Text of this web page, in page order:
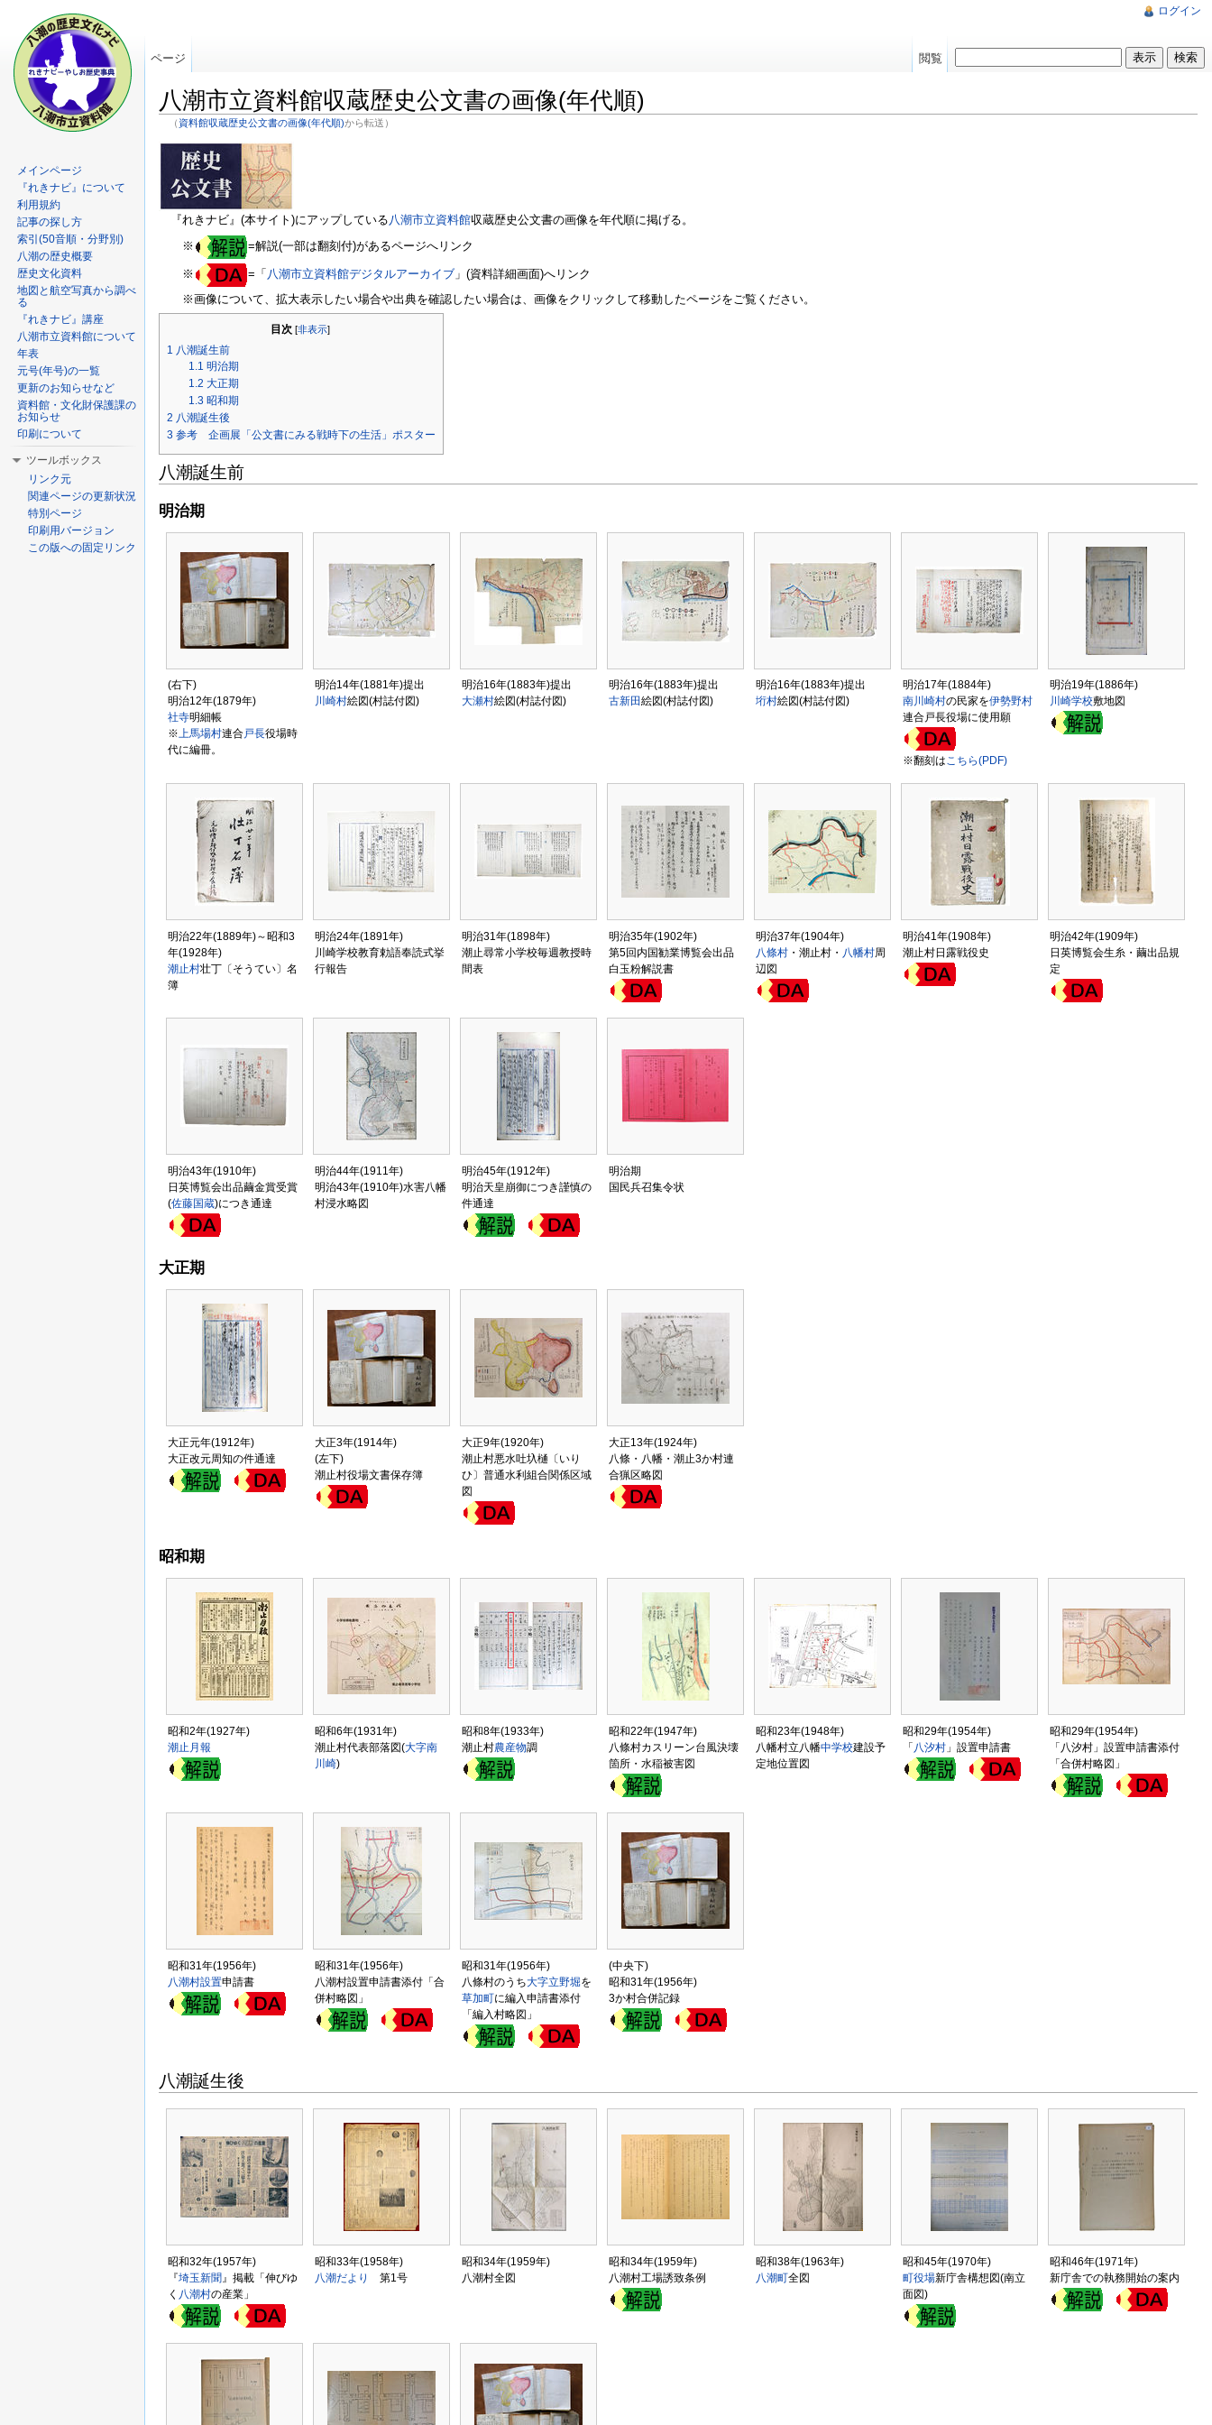
八潮市立資料館収蔵歴史公文書の画像(年代順)
（ 資料館収蔵歴史公文書の画像(年代順)から転送）
『れきナビ』(本サイト)にアップしている 八潮市立資料館収蔵歴史公文書の画像を年代順に掲げる。
※
=解説(一部は翻刻付)があるページへリンク
※ =「 八潮市立資料館デジタルアーカイブ」(資料詳細画面)へリンク
※画像について、拡大表示したい場合や出典を確認したい場合は、画像をクリックして移動したページをご覧ください。
目次[非表示]
1 八潮誕生前
1.1 明治期
1.2 大正期
1.3 昭和期
2 八潮誕生後
3 参考 企画展「公文書にみる戦時下の生活」ポスター
八潮誕生前
明治期
(右下)
明治12年(1879年)
社寺明細帳
※上馬場村連合戸長役場時
代に編冊。
明治14年(1881年)提出
川崎村絵図(村誌付図)
明治16年(1883年)提出
大瀬村絵図(村誌付図)
明治16年(1883年)提出
古新田絵図(村誌付図)
明治16年(1883年)提出
垳村絵図(村誌付図)
明治17年(1884年)
南川崎村の民家を伊勢野村
連合戸長役場に使用願
※翻刻はこちら(PDF)
明治19年(1886年)
川崎学校敷地図
明治22年(1889年)～昭和3
年(1928年)
潮止村壮丁〔そうてい〕名
簿
明治24年(1891年)
川崎学校教育勅語奉読式挙
行報告
明治31年(1898年)
潮止尋常小学校毎週教授時
間表
明治35年(1902年)
第5回内国勧業博覧会出品
白玉粉解説書
明治37年(1904年)
八條村 ・潮止村・ 八幡村周
辺図
明治41年(1908年)
潮止村日露戦役史
明治42年(1909年)
日英博覧会生糸・繭出品規
定
明治43年(1910年)
日英博覧会出品繭金賞受賞
(佐藤国蔵)につき通達
明治44年(1911年)
明治43年(1910年)水害八幡
村浸水略図
明治45年(1912年)
明治天皇崩御につき謹慎の
件通達
明治期
国民兵召集令状
大正期
大正元年(1912年)
大正改元周知の件通達
大正3年(1914年)
(左下)
潮止村役場文書保存簿
大正9年(1920年)
潮止村悪水吐圦樋〔いり
ひ〕普通水利組合関係区域
図
大正13年(1924年)
八條・八幡・潮止3か村連
合猟区略図
昭和期
昭和2年(1927年)
潮止月報
昭和6年(1931年)
潮止村代表部落図(大字南
川崎)
昭和8年(1933年)
潮止村農産物調
昭和22年(1947年)
八條村カスリーン台風決壊
箇所・水稲被害図
昭和23年(1948年)
八幡村立八幡中学校建設予
定地位置図
昭和29年(1954年)
「 八汐村 」設置申請書
昭和29年(1954年)
「八汐村」設置申請書添付
「合併村略図」
昭和31年(1956年)
八潮村設置申請書
昭和31年(1956年)
八潮村設置申請書添付「合
併村略図」
昭和31年(1956年)
八條村のうち大字立野堀を
草加町に編入申請書添付
「編入村略図」
(中央下)
昭和31年(1956年)
3か村合併記録
八潮誕生後
昭和32年(1957年)
『埼玉新聞』掲載「伸びゆ
く 八潮村の産業」
昭和33年(1958年)
八潮だより
第1号
昭和34年(1959年)
八潮村全図
昭和34年(1959年)
八潮村工場誘致条例
昭和38年(1963年)
八潮町全図
昭和45年(1970年)
町役場新庁舎構想図(南立
面図)
昭和46年(1971年)
新庁舎での執務開始の案内
ログイン
ページ 閲覧
メインページ
『れきナビ』について
利用規約
記事の探し方
索引(50音順・分野別)
八潮の歴史概要
歴史文化資料
地図と航空写真から調べ
る
『れきナビ』講座
八潮市立資料館について
年表
元号(年号)の一覧
更新のお知らせなど
資料館・文化財保護課の
お知らせ
印刷について
ツールボックス
リンク元
関連ページの更新状況
特別ページ
印刷用バージョン
この版への固定リンク